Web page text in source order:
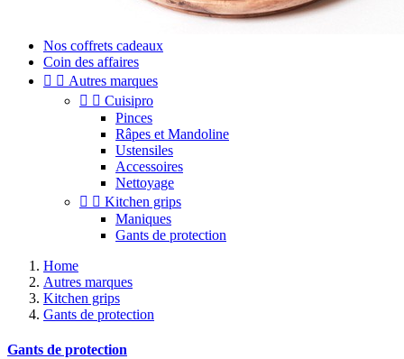
Nos coffrets cadeaux
Coin des affaires
  Autres marques
  Cuisipro
Pinces
Râpes et Mandoline
Ustensiles
Accessoires
Nettoyage
  Kitchen grips
Maniques
Gants de protection
Home
Autres marques
Kitchen grips
Gants de protection
Gants de protection